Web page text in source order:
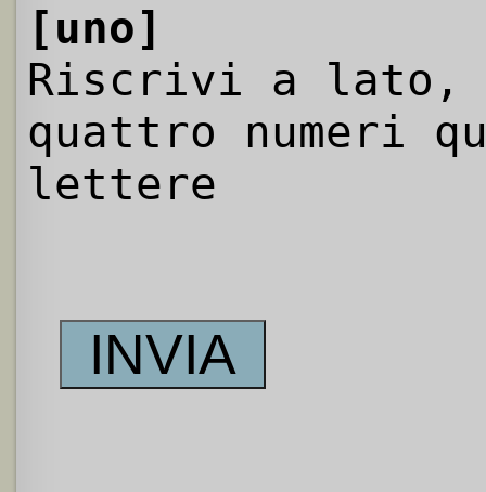
[uno]
Riscrivi a
quattro numeri
lettere